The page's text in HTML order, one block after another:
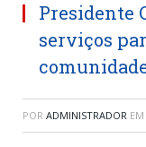
Presidente
serviços
POR ADMINISTRADOR EM